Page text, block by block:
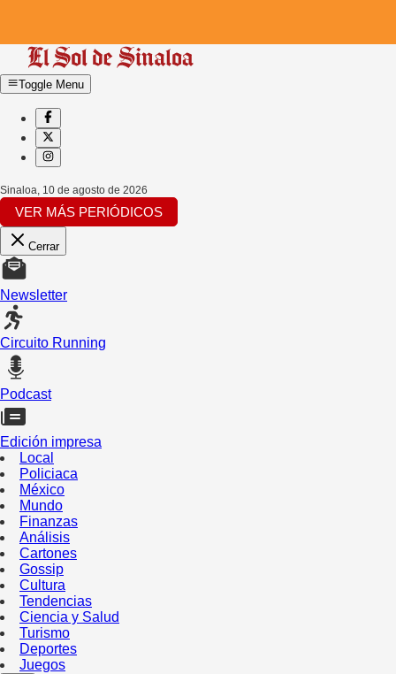
Toggle Menu
Sinaloa, 10 de agosto de 2026
VER MÁS PERIÓDICOS
Cerrar
Newsletter
Circuito Running
Podcast
Edición impresa
Local
Policiaca
México
Mundo
Finanzas
Análisis
Cartones
Gossip
Cultura
Tendencias
Ciencia y Salud
Turismo
Deportes
Juegos